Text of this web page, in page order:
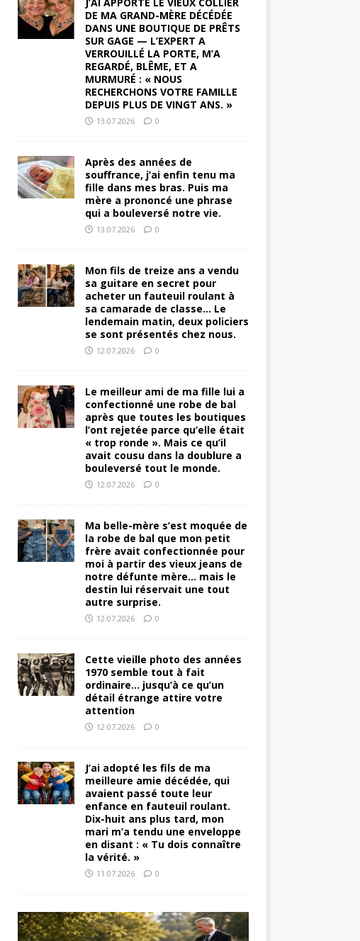
DE MA GRAND-MÈRE DÉCÉDÉE
DANS UNE BOUTIQUE DE PRÊTS
SUR GAGE — L’EXPERT A
VERROUILLÉ LA PORTE, M’A
REGARDÉ, BLÊME, ET A
MURMURÉ : « NOUS
RECHERCHONS VOTRE FAMILLE
DEPUIS PLUS DE VINGT ANS. »
13.07.2026 0
Après des années de
souffrance, j’ai enfin tenu ma
fille dans mes bras. Puis ma
mère a prononcé une phrase
qui a bouleversé notre vie.
13.07.2026 0
Mon fils de treize ans a vendu
sa guitare en secret pour
acheter un fauteuil roulant à
sa camarade de classe… Le
lendemain matin, deux policiers
se sont présentés chez nous.
12.07.2026 0
Le meilleur ami de ma fille lui a
confectionné une robe de bal
après que toutes les boutiques
l’ont rejetée parce qu’elle était
« trop ronde ». Mais ce qu’il
avait cousu dans la doublure a
bouleversé tout le monde.
12.07.2026 0
Ma belle-mère s’est moquée de
la robe de bal que mon petit
frère avait confectionnée pour
moi à partir des vieux jeans de
notre défunte mère… mais le
destin lui réservait une tout
autre surprise.
12.07.2026 0
Cette vieille photo des années
1970 semble tout à fait
ordinaire… jusqu’à ce qu’un
détail étrange attire votre
attention
12.07.2026 0
J’ai adopté les fils de ma
meilleure amie décédée, qui
avaient passé toute leur
enfance en fauteuil roulant.
Dix-huit ans plus tard, mon
mari m’a tendu une enveloppe
en disant : « Tu dois connaître
la vérité. »
11.07.2026 0